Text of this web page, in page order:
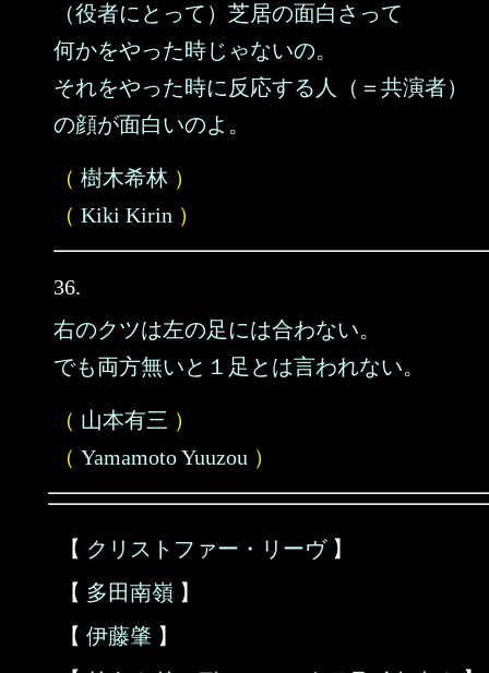
（役者にとって）芝居の面白さって
何かをやった時じゃないの。
それをやった時に反応する人（＝共演者）
の顔が面白いのよ。
（ 樹木希林 ）
（ Kiki Kirin ）
36.
右のクツは左の足には合わない。
でも両方無いと１足とは言われない。
（ 山本有三 ）
（ Yamamoto Yuuzou ）
【 クリストファー・リーヴ】
【 多田南嶺 】
【 伊藤肇 】